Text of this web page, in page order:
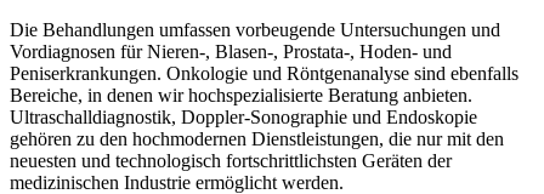
Die Behandlungen umfassen vorbeugende Untersuchungen und
Vordiagnosen für Nieren-, Blasen-, Prostata-, Hoden- und
Peniserkrankungen. Onkologie und Röntgenanalyse sind ebenfalls
Bereiche, in denen wir hochspezialisierte Beratung anbieten.
Ultraschalldiagnostik, Doppler-Sonographie und Endoskopie
gehören zu den hochmodernen Dienstleistungen, die nur mit den
neuesten und technologisch fortschrittlichsten Geräten der
medizinischen Industrie ermöglicht werden.